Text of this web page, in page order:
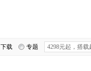
下载 专题